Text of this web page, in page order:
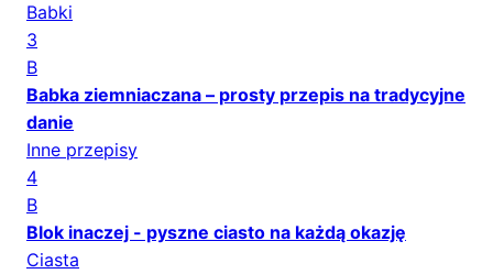
Babki
3
B
Babka ziemniaczana – prosty przepis na tradycyjne
danie
Inne przepisy
4
B
Blok inaczej - pyszne ciasto na każdą okazję
Ciasta